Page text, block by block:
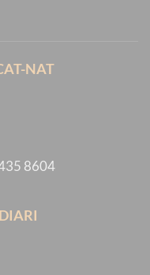
NAT
8604